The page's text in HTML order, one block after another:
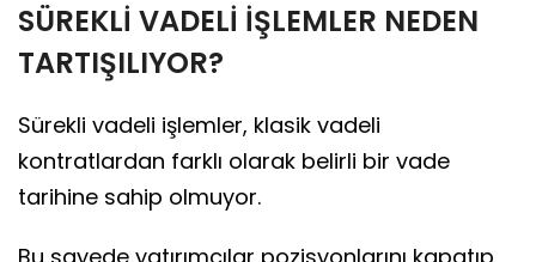
SÜREKLİ VADELİ İŞLEMLER NEDEN
TARTIŞILIYOR?
Sürekli vadeli işlemler, klasik vadeli
kontratlardan farklı olarak belirli bir vade
tarihine sahip olmuyor.